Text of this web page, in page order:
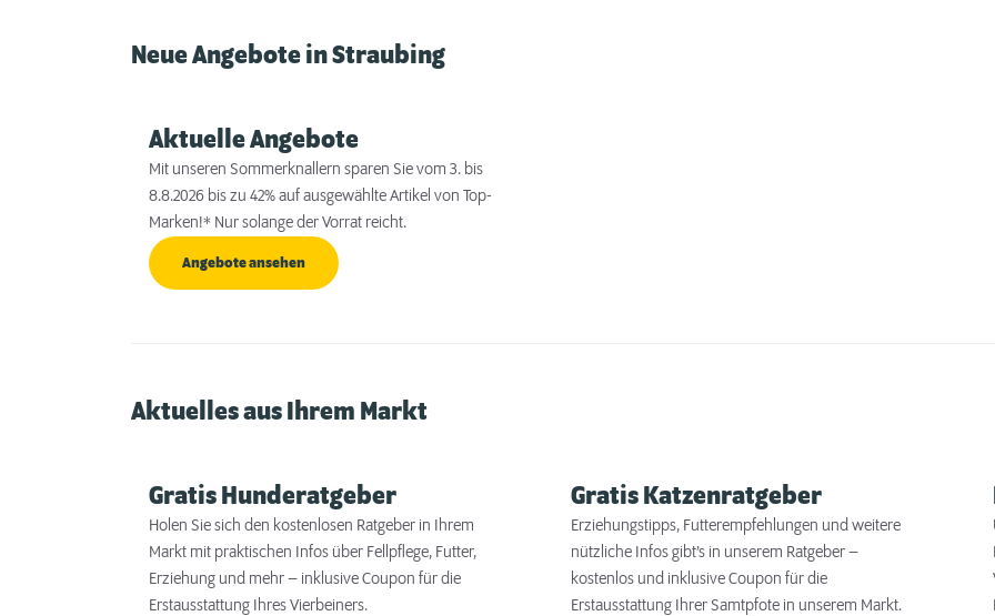
Neue Angebote in Straubing
Aktuelle Angebote
Mit unseren Sommerknallern sparen Sie vom 3. bis
8.8.2026 bis zu 42% auf ausgewählte Artikel von Top-
Marken!* Nur solange der Vorrat reicht.
Angebote ansehen
Aktuelles aus Ihrem Markt
Gratis Hunderatgeber
Holen Sie sich den kostenlosen Ratgeber in Ihrem
Markt mit praktischen Infos über Fellpflege, Futter,
Erziehung und mehr – inklusive Coupon für die
Erstausstattung Ihres Vierbeiners.
Gratis Katzenratgeber
Erziehungstipps, Futterempfehlungen und weitere
nützliche Infos gibt’s in unserem Ratgeber –
kostenlos und inklusive Coupon für die
Erstausstattung Ihrer Samtpfote in unserem Markt.